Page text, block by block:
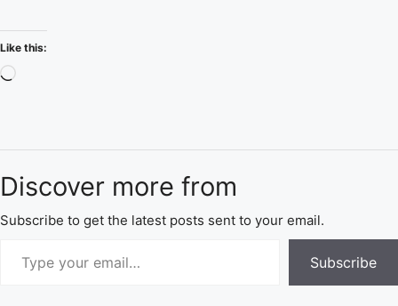
Like this:
Discover more from
Subscribe to get the latest posts sent to your email.
Subscribe